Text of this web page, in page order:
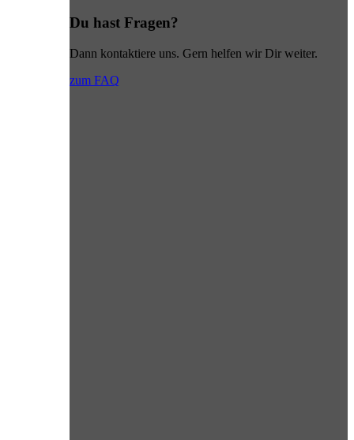
Du hast Fragen?
Dann kontaktiere uns. Gern helfen wir Dir weiter.
zum FAQ